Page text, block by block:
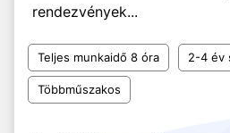
rendezvények...
Teljes munkaidő 8 óra 2-4 év
Többműszakos